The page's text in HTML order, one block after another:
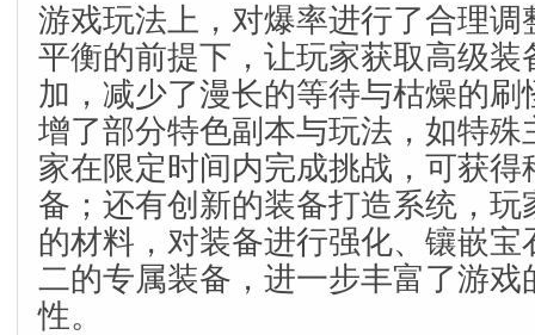
游戏玩法上，对爆率进行了合理调
平衡的前提下，让玩家获取高级装
加，减少了漫长的等待与枯燥的刷
增了部分特色副本与玩法，如特殊
家在限定时间内完成挑战，可获得
备；还有创新的装备打造系统，玩
的材料，对装备进行强化、镶嵌宝
二的专属装备，进一步丰富了游戏
性。